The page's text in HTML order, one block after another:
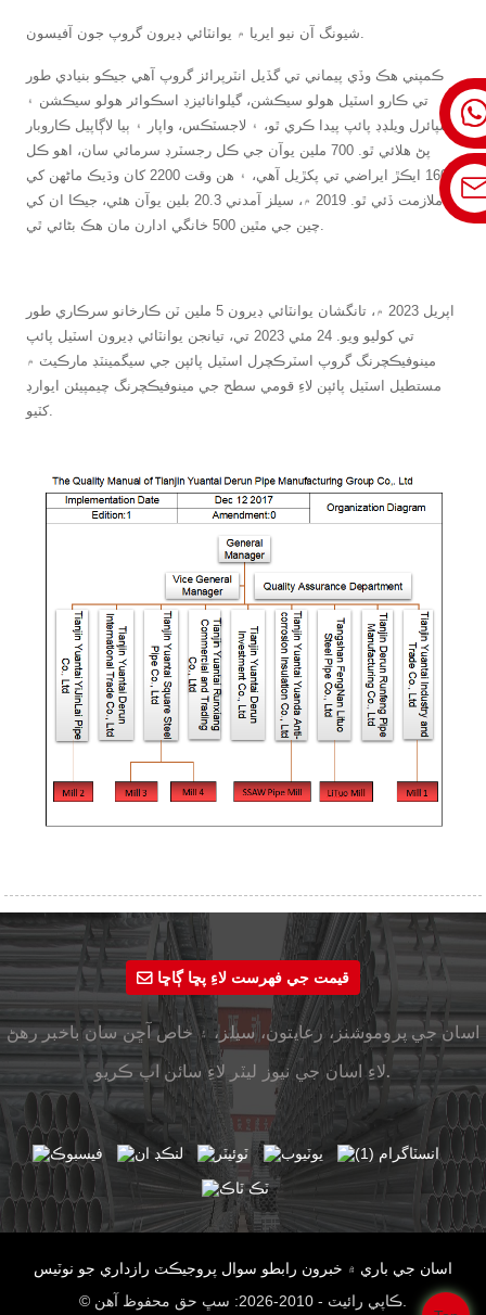
ڪمپني هڪ وڏي پيماني تي گڏيل انٽرپرائز گروپ آهي جيڪو بنيادي طور
تي ڪارو اسٽيل هولو سيڪشن، گيلوانائيزڊ اسڪوائر هولو سيڪشن ۽
اسپائرل ويلڊڊ پائپ پيدا ڪري ٿو، ۽ لاجسٽڪس، واپار ۽ ٻيا لاڳاپيل ڪاروبار
پڻ هلائي ٿو. 700 ملين يوآن جي ڪل رجسٽرڊ سرمائي سان، اهو ڪل
1600 ايڪڙ ايراضي تي پکڙيل آهي، ۽ هن وقت 2200 کان وڌيڪ ماڻهن کي
ملازمت ڏئي ٿو. 2019 ۾، سيلز آمدني 20.3 بلين يوآن هئي، جيڪا ان کي
اپريل 2023 ۾، تانگشان يوانٽائي ڊيرون 5 ملين ٽن ڪارخانو سرڪاري طور
تي کوليو ويو. 24 مئي 2023 تي، تيانجن يوانٽائي ڊيرون اسٽيل پائپ
مينوفيڪچرنگ گروپ اسٽرڪچرل اسٽيل پائپن جي سيگمينٽڊ مارڪيٽ ۾
مستطيل اسٽيل پائپن لاءِ قومي سطح جي مينوفيڪچرنگ چيمپيئن ايوارڊ
کٽيو.
قيمت جي فهرست لاءِ پڇا ڳاڇا
اسان جي پروموشنز، رعايتون، سيلز، ۽ خاص آڇن سان باخبر رهڻ
لاءِ اسان جي نيوز ليٽر لاءِ سائن اپ ڪريو.
اسان جي باري ۾ خبرون رابطو سوال پروجيڪٽ رازداري جو نوٽيس